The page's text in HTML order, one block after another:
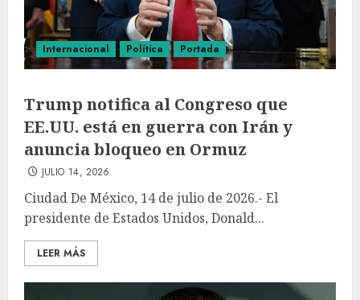
Internacional Política Portada
Trump notifica al Congreso que
EE.UU. está en guerra con Irán y
anuncia bloqueo en Ormuz
JULIO 14, 2026
Ciudad De México, 14 de julio de 2026.- El
presidente de Estados Unidos, Donald...
LEER MÁS